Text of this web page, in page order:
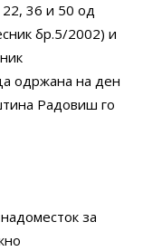
36 и 50 од
бр.5/2002) и
одржана на ден
Радовиш го
за